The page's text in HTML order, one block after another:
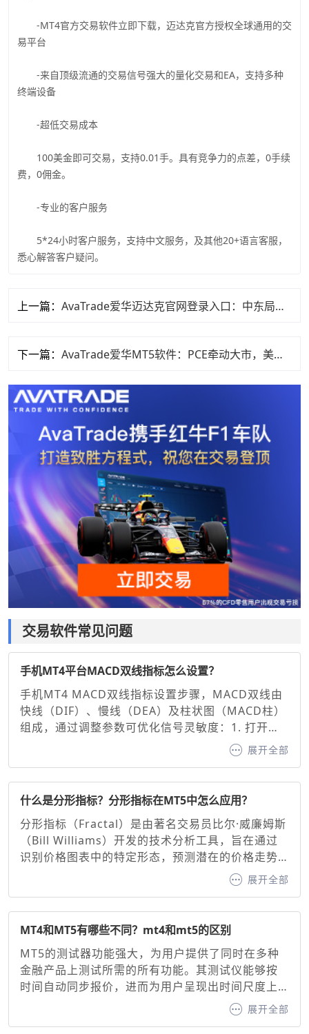
-MT4官方交易软件立即下载，迈达克官方授权全球通用的交
易平台
-来自顶级流通的交易信号强大的量化交易和EA，支持多种
终端设备
-超低交易成本
100美金即可交易，支持0.01手。具有竞争力的点差，0手续
费，0佣金。
-专业的客户服务
5*24小时客户服务，支持中文服务，及其他20+语言客服，
悉心解答客户疑问。
上一篇： AvaTrade爱华迈达克官网登录入口：中东局势原油承压 黄金走强
下一篇： AvaTrade爱华MT5软件：PCE牵动大市，美光业绩成焦点。
交易软件常见问题
手机MT4平台MACD双线指标怎么设置？
手机MT4 MACD双线指标设置步骤，MACD双线由
快线（DIF）、慢线（DEA）及柱状图（MACD柱）
组成，通过调整参数可优化信号灵敏度：1. 打开图
表并添加指标：在MT4手机端选择交易品种图表，
点击底部“指标”按钮，搜索并添加“MACD”。2. 基础
（26周期EMA）、信号线（9周期EMA）。调整建
议：快线与慢线：缩短周期（如10/20）可增强灵敏
度，延长周期（如20/50）可过滤噪音。信号线：通
常固定为9周期EMA，用于确认买卖信号。
展开全部
什么是分形指标？分形指标在MT5中怎么应用？
分形指标（Fractal）是由著名交易员比尔·威廉姆斯
（Bill Williams）开发的技术分析工具，旨在通过
识别价格图表中的特定形态，预测潜在的价格走势
并生成看涨或看跌信号。其核心原理基于混沌理论
中的自相似性原则，通过识别价格的高点或低点形
力位。分形指标作为MT5交易平台内置的经典工
具，为交易者提供了直观的价格转折点识别方法。
展开全部
MT4和MT5有哪些不同？mt4和mt5的区别
MT5的测试器功能强大，为用户提供了同时在多种
金融产品上测试所需的所有功能。其测试仪能够按
时间自动同步报价，进而为用户呈现出时间尺度上
清晰同步的盈利能力曲线。相比之下，MT4 则不具
备这一功能，这无疑是 MT4 的一大短板。不过，尽
展开全部